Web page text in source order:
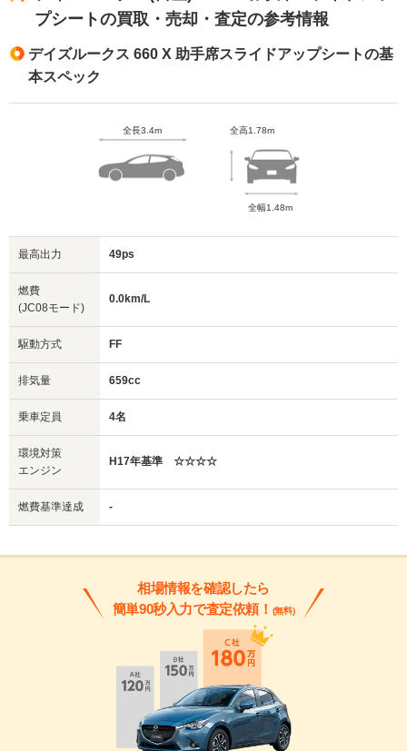
プシートの買取・売却・査定の参考情報
デイズルークス 660 X 助手席スライドアップシートの基
本スペック
全長3.4m 全高1.78m
全幅1.48m
最高出力 49ps
燃費
(JC08モード)
0.0km/L
駆動方式 FF
排気量 659cc
乗車定員 4名
環境対策
エンジン
H17年基準 ☆☆☆☆
燃費基準達成 -
相場情報を確認したら
簡単90秒入力で査定依頼！ (無料)